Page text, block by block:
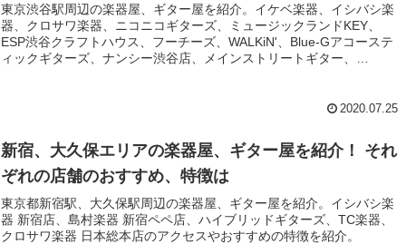
東京渋谷駅周辺の楽器屋、ギター屋を紹介。イケベ楽器、イシバシ楽
器、クロサワ楽器、ニコニコギターズ、ミュージックランドKEY、
ESP渋谷クラフトハウス、フーチーズ、WALKiN'、Blue-Gアコーステ
ィックギターズ、ナンシー渋谷店、メインストリートギター、
2020.07.25
新宿、大久保エリアの楽器屋、ギター屋を紹介！ それ
ぞれの店舗のおすすめ、特徴は
東京都新宿駅、大久保駅周辺の楽器屋、ギター屋を紹介。イシバシ楽
器 新宿店、島村楽器 新宿ペペ店、ハイブリッドギターズ、TC楽器、
クロサワ楽器 日本総本店のアクセスやおすすめの特徴を紹介。